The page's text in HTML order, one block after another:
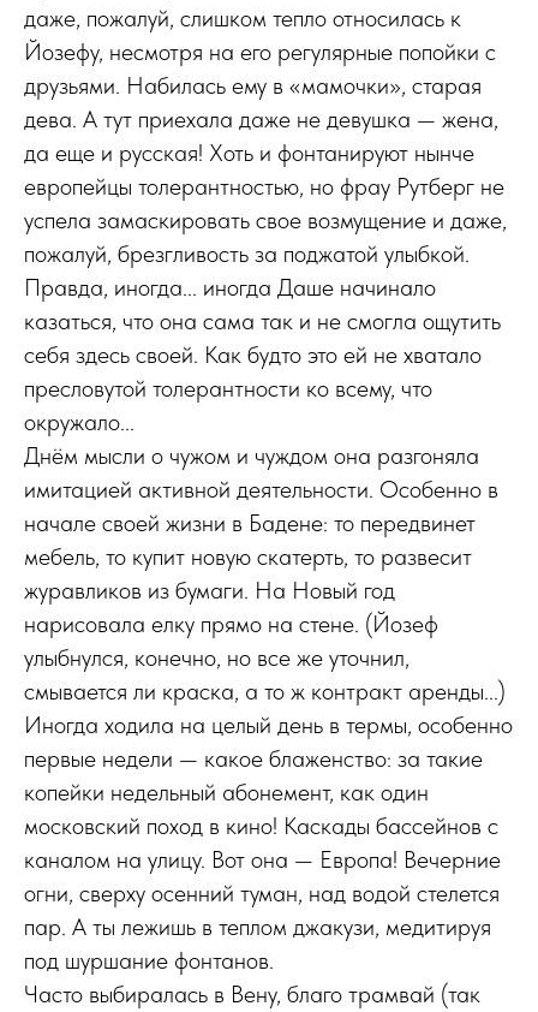
даже, пожалуй, слишком тепло относилась к
Йозефу, несмотря на его регулярные попойки с
друзьями. Набилась ему в «мамочки», старая
дева. А тут приехала даже не девушка — жена,
да еще и русская! Хоть и фонтанируют нынче
европейцы толерантностью, но фрау Рутберг не
успела замаскировать свое возмущение и даже,
пожалуй, брезгливость за поджатой улыбкой.
Правда, иногда... иногда Даше начинало
казаться, что она сама так и не смогла ощутить
себя здесь своей. Как будто это ей не хватало
пресловутой толерантности ко всему, что
окружало...
Днём мысли о чужом и чуждом она разгоняла
имитацией активной деятельности. Особенно в
начале своей жизни в Бадене: то передвинет
мебель, то купит новую скатерть, то развесит
журавликов из бумаги. На Новый год
нарисовала елку прямо на стене. (Йозеф
улыбнулся, конечно, но все же уточнил,
смывается ли краска, а то ж контракт аренды...)
Иногда ходила на целый день в термы, особенно
первые недели — какое блаженство: за такие
копейки недельный абонемент, как один
московский поход в кино! Каскады бассейнов с
каналом на улицу. Вот она — Европа! Вечерние
огни, сверху осенний туман, над водой стелется
пар. А ты лежишь в теплом джакузи, медитируя
под шуршание фонтанов.
Часто выбиралась в Вену, благо трамвай (так